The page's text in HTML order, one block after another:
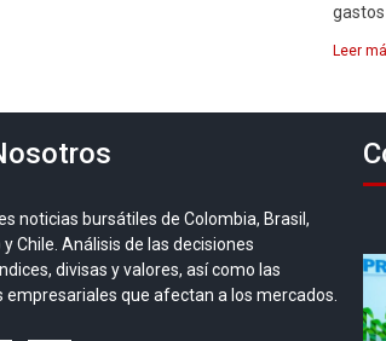
gastos
Leer
noticias bursátiles de Colombia, Brasil,
y Chile. Análisis de las decisiones
divisas y valores, así como las
que afectan a los mercados.